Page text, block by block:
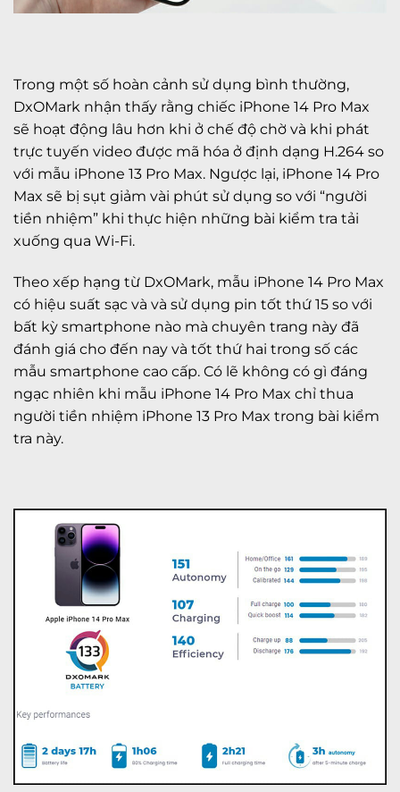
Trong một số hoàn cảnh sử dụng bình thường,
DxOMark nhận thấy rằng chiếc iPhone 14 Pro Max
sẽ hoạt động lâu hơn khi ở chế độ chờ và khi phát
trực tuyến video được mã hóa ở định dạng H.264 so
với mẫu iPhone 13 Pro Max. Ngược lại, iPhone 14 Pro
Max sẽ bị sụt giảm vài phút sử dụng so với “người
tiền nhiệm” khi thực hiện những bài kiểm tra tải
xuống qua Wi-Fi.
Theo xếp hạng từ DxOMark, mẫu iPhone 14 Pro Max
có hiệu suất sạc và và sử dụng pin tốt thứ 15 so với
bất kỳ smartphone nào mà chuyên trang này đã
đánh giá cho đến nay và tốt thứ hai trong số các
mẫu smartphone cao cấp. Có lẽ không có gì đáng
ngạc nhiên khi mẫu iPhone 14 Pro Max chỉ thua
người tiền nhiệm iPhone 13 Pro Max trong bài kiểm
tra này.